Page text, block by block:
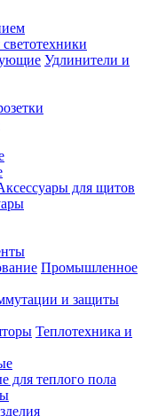
Удлинители и
для щитов
Промышленное
и защиты
Теплотехника и
для теплого пола